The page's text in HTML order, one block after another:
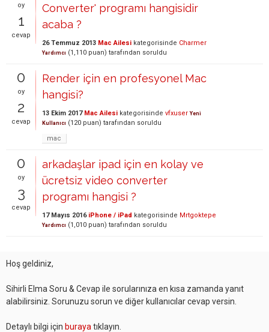
oy
1
cevap
Converter' programı hangisidir
acaba ?
26 Temmuz 2013 Mac Ailesi kategorisinde Charmer
Yardımcı (1,110 puan) tarafından soruldu
0
oy
2
cevap
Render için en profesyonel Mac
hangisi?
13 Ekim 2017 Mac Ailesi kategorisinde vfxuser Yeni
Kullanıcı (120 puan) tarafından soruldu
mac
0
oy
3
cevap
arkadaşlar ipad için en kolay ve
ücretsiz video converter
programı hangisi ?
17 Mayıs 2016 iPhone / iPad kategorisinde Mrtgoktepe
Yardımcı (1,010 puan) tarafından soruldu
Hoş geldiniz,
Sihirli Elma Soru & Cevap ile sorularınıza en kısa zamanda yanıt
alabilirsiniz. Sorunuzu sorun ve diğer kullanıcılar cevap versin.
Detaylı bilgi için buraya tıklayın.